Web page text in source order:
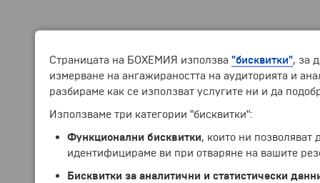
Страницата на БОХЕМИЯ използва "бисквитки", за
измерване на ангажираността на аудиторията и
разбираме как се използват услугите ни и да
Използваме три категории "бисквитки":
Функционални бисквитки, които ни позволяват
идентифицираме ви при отваряне на вашите
Бисквитки за аналитични и статистически